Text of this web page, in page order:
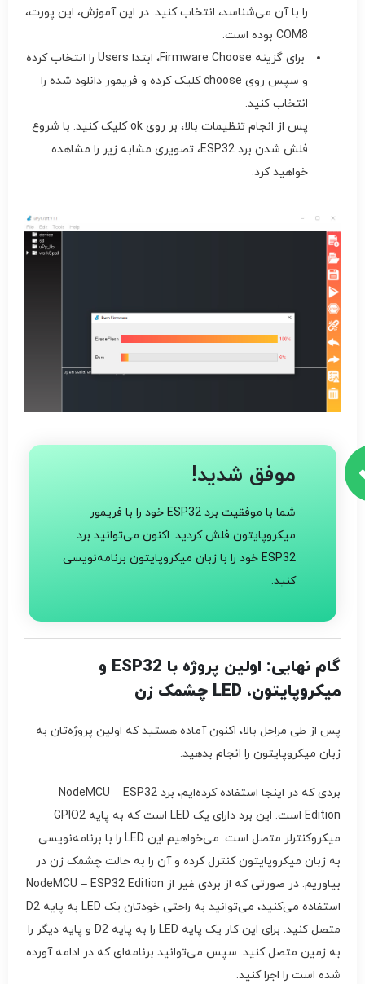
را با آن می‌شناسد، انتخاب کنید. در این آموزش، این پورت،
COM8 بوده است.
برای گزینه Firmware Choose، ابتدا Users را انتخاب کرده
و سپس روی choose کلیک کرده و فریمور دانلود شده را
انتخاب کنید.
پس از انجام تنظیمات بالا، بر روی ok کلیک کنید. با شروع
فلش شدن برد ESP32، تصویری مشابه زیر را مشاهده
خواهید کرد.
موفق شدید!
شما با موفقیت برد ESP32 خود را با فریمور
میکروپایتون فلش کردید. اکنون می‌توانید برد
ESP32 خود را با زبان میکروپایتون برنامه‌نویسی
کنید.
گام نهایی: اولین پروژه با ESP32 و
میکروپایتون، LED چشمک زن
پس از طی مراحل بالا، اکنون آماده هستید که اولین پروژه‌تان به
زبان میکروپایتون را انجام بدهید.
بردی که در اینجا استفاده کرده‌ایم، برد NodeMCU – ESP32
Edition است. این برد دارای یک LED است که به پایه GPIO2
میکروکنترلر متصل است. می‌خواهیم این LED را با برنامه‌نویسی
به زبان میکروپایتون کنترل کرده و آن را به حالت چشمک زن در
بیاوریم. در صورتی که از بردی غیر از NodeMCU – ESP32 Edition
استفاده می‌کنید، می‌توانید به راحتی خودتان یک LED به پایه D2
متصل کنید. برای این کار یک پایه LED را به پایه D2 و پایه دیگر را
به زمین متصل کنید. سپس می‌توانید برنامه‌ای که در ادامه آورده
شده است را اجرا کنید.